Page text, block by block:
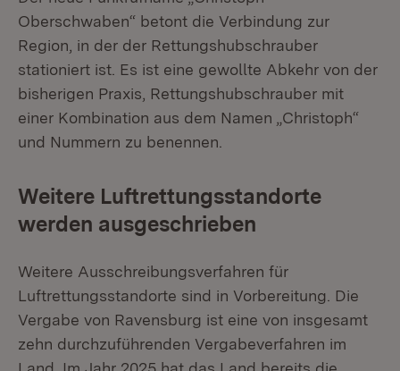
Oberschwaben“ betont die Verbindung zur
Region, in der der Rettungshubschrauber
stationiert ist. Es ist eine gewollte Abkehr von der
bisherigen Praxis, Rettungshubschrauber mit
einer Kombination aus dem Namen „Christoph“
und Nummern zu benennen.
Weitere Luftrettungsstandorte
werden ausgeschrieben
Weitere Ausschreibungsverfahren für
Luftrettungsstandorte sind in Vorbereitung. Die
Vergabe von Ravensburg ist eine von insgesamt
zehn durchzuführenden Vergabeverfahren im